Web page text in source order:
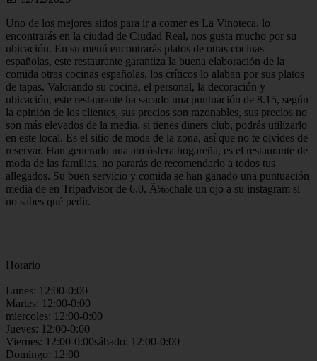
Uno de los mejores sitios para ir a comer es La Vinoteca, lo
encontrarás en la ciudad de Ciudad Real, nos gusta mucho por su
ubicación. En su menú encontrarás platos de otras cocinas
españolas, este restaurante garantiza la buena elaboración de la
comida otras cocinas españolas, los críticos lo alaban por sus platos
de tapas. Valorando su cocina, el personal, la decoración y
ubicación, este restaurante ha sacado una puntuación de 8.15, según
la opinión de los clientes, sus precios son razonables, sus precios no
son más elevados de la media, si tienes diners club, podrás utilizarlo
en este local. Es el sitio de moda de la zona, así que no te olvides de
reservar. Han generado una atmósfera hogareña, es el restaurante de
moda de las familias, no pararás de recomendarlo a todos tus
allegados. Su buen servicio y comida se han ganado una puntuación
media de en Tripadvisor de 6.0, Ã‰chale un ojo a su instagram si
no sabes qué pedir.
Horario
Lunes: 12:00-0:00
Martes: 12:00-0:00
miercoles: 12:00-0:00
Jueves: 12:00-0:00
Viernes: 12:00-0:00sábado: 12:00-0:00
Domingo: 12:00